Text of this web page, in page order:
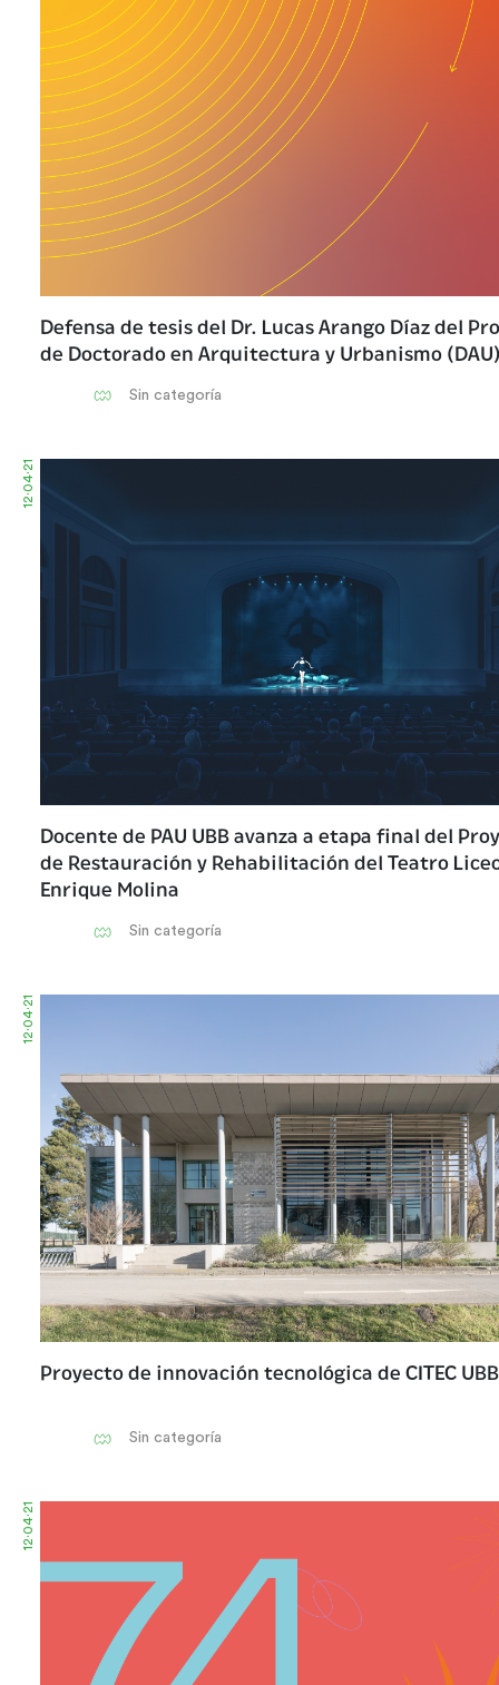
Defensa de tesis del Dr. Lucas Arango Díaz del
de Doctorado en Arquitectura y Urbanismo
Sin categoría
Docente de PAU UBB avanza a etapa final del
de Restauración y Rehabilitación del Teatro
Enrique Molina
Sin categoría
12·04·21
Proyecto de innovación tecnológica de CITEC UBB
Sin categoría
12·04·21
12·04·21